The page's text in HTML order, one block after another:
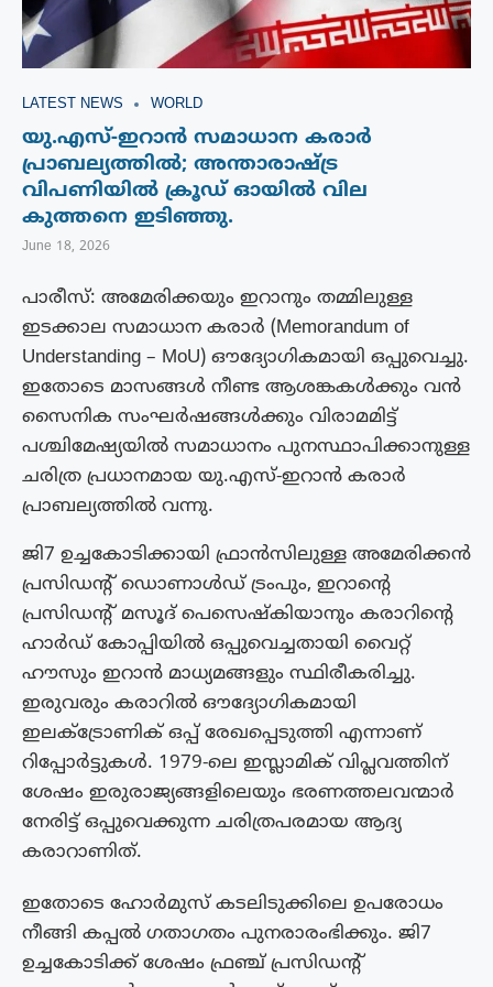
LATEST NEWS WORLD
യു.എസ്-ഇറാൻ സമാധാന കരാർ
പ്രാബല്യത്തിൽ; അന്താരാഷ്ട്ര
വിപണിയിൽ ക്രൂഡ് ഓയിൽ വില
കുത്തനെ ഇടിഞ്ഞു.
June 18, 2026
പാരീസ്: അമേരിക്കയും ഇറാനും തമ്മിലുള്ള
ഇടക്കാല സമാധാന കരാർ (Memorandum of
Understanding – MoU) ഔദ്യോഗികമായി ഒപ്പുവെച്ചു.
ഇതോടെ മാസങ്ങൾ നീണ്ട ആശങ്കകൾക്കും വൻ
സൈനിക സംഘർഷങ്ങൾക്കും വിരാമമിട്ട്
പശ്ചിമേഷ്യയിൽ സമാധാനം പുനസ്ഥാപിക്കാനുള്ള
ചരിത്ര പ്രധാനമായ യു.എസ്-ഇറാൻ കരാർ
പ്രാബല്യത്തിൽ വന്നു.
ജി7 ഉച്ചകോടിക്കായി ഫ്രാൻസിലുള്ള അമേരിക്കൻ
പ്രസിഡന്റ് ഡൊണാൾഡ് ട്രംപും, ഇറാന്റെ
പ്രസിഡന്റ് മസൂദ് പെസെഷ്കിയാനും കരാറിന്റെ
ഹാർഡ് കോപ്പിയിൽ ഒപ്പുവെച്ചതായി വൈറ്റ്
ഹൗസും ഇറാൻ മാധ്യമങ്ങളും സ്ഥിരീകരിച്ചു.
ഇരുവരും കരാറിൽ ഔദ്യോഗികമായി
ഇലക്ട്രോണിക് ഒപ്പ് രേഖപ്പെടുത്തി എന്നാണ്
റിപ്പോർട്ടുകൾ. 1979-ലെ ഇസ്ലാമിക് വിപ്ലവത്തിന്
ശേഷം ഇരുരാജ്യങ്ങളിലെയും ഭരണത്തലവന്മാർ
നേരിട്ട് ഒപ്പുവെക്കുന്ന ചരിത്രപരമായ ആദ്യ
കരാറാണിത്.
ഇതോടെ ഹോർമുസ് കടലിടുക്കിലെ ഉപരോധം
നീങ്ങി കപ്പൽ ഗതാഗതം പുനരാരംഭിക്കും. ജി7
ഉച്ചകോടിക്ക് ശേഷം ഫ്രഞ്ച് പ്രസിഡൻ്റ്